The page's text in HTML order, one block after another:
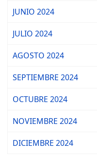
JUNIO 2024
JULIO 2024
AGOSTO 2024
SEPTIEMBRE 2024
OCTUBRE 2024
NOVIEMBRE 2024
DICIEMBRE 2024